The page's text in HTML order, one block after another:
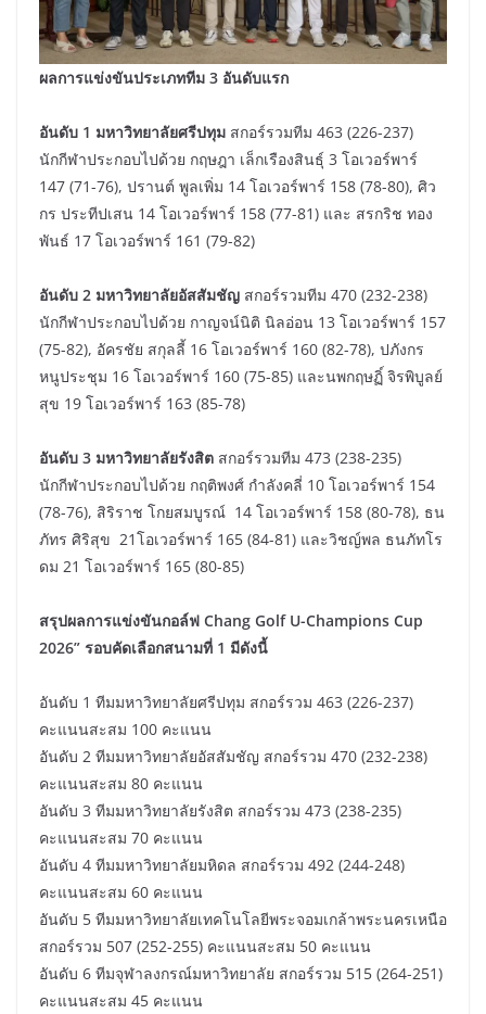
ผลการแข่งขันประเภททีม 3 อันดับแรก
อันดับ 1 มหาวิทยาลัยศรีปทุม สกอร์รวมทีม 463 (226-237)
นักกีฬาประกอบไปด้วย กฤษฎา เล็กเรืองสินธุ์ 3 โอเวอร์พาร์
147 (71-76), ปรานต์ พูลเพิ่ม 14 โอเวอร์พาร์ 158 (78-80), ศิว
กร ประทีปเสน 14 โอเวอร์พาร์ 158 (77-81) และ สรกริช ทอง
พันธ์ 17 โอเวอร์พาร์ 161 (79-82)
อันดับ 2 มหาวิทยาลัยอัสสัมชัญ สกอร์รวมทีม 470 (232-238)
นักกีฬาประกอบไปด้วย กาญจน์นิติ นิลอ่อน 13 โอเวอร์พาร์ 157
(75-82), อัครชัย สกุลลี้ 16 โอเวอร์พาร์ 160 (82-78), ปภังกร
หนูประชุม 16 โอเวอร์พาร์ 160 (75-85) และนพกฤษฏิ์ จิรพิบูลย์
สุข 19 โอเวอร์พาร์ 163 (85-78)
อันดับ 3 มหาวิทยาลัยรังสิต สกอร์รวมทีม 473 (238-235)
นักกีฬาประกอบไปด้วย กฤติพงศ์ กำลังคลี่ 10 โอเวอร์พาร์ 154
(78-76), สิริราช โกยสมบูรณ์ 14 โอเวอร์พาร์ 158 (80-78), ธน
ภัทร ศิริสุข 21โอเวอร์พาร์ 165 (84-81) และวิชญ์พล ธนภัทโร
ดม 21 โอเวอร์พาร์ 165 (80-85)
สรุปผลการแข่งขันกอล์ฟ Chang Golf U-Champions Cup
2026” รอบคัดเลือกสนามที่ 1 มีดังนี้
อันดับ 1 ทีมมหาวิทยาลัยศรีปทุม สกอร์รวม 463 (226-237)
คะแนนสะสม 100 คะแนน
อันดับ 2 ทีมมหาวิทยาลัยอัสสัมชัญ สกอร์รวม 470 (232-238)
คะแนนสะสม 80 คะแนน
อันดับ 3 ทีมมหาวิทยาลัยรังสิต สกอร์รวม 473 (238-235)
คะแนนสะสม 70 คะแนน
อันดับ 4 ทีมมหาวิทยาลัยมหิดล สกอร์รวม 492 (244-248)
คะแนนสะสม 60 คะแนน
อันดับ 5 ทีมมหาวิทยาลัยเทคโนโลยีพระจอมเกล้าพระนครเหนือ
สกอร์รวม 507 (252-255) คะแนนสะสม 50 คะแนน
อันดับ 6 ทีมจุฬาลงกรณ์มหาวิทยาลัย สกอร์รวม 515 (264-251)
คะแนนสะสม 45 คะแนน